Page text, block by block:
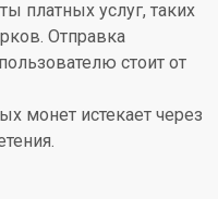
платных услуг, таких
Отправка
стоит от
монет истекает через